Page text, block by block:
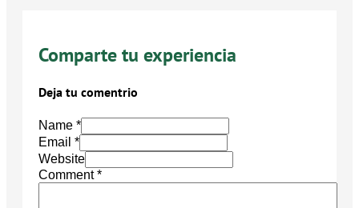
Comparte tu experiencia
Deja tu comentrio
Name *
Email *
Website
Comment*